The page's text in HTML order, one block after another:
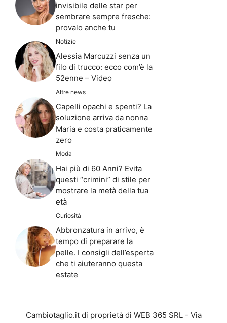
invisibile delle star per
sembrare sempre fresche:
provalo anche tu
Notizie
Alessia Marcuzzi senza un
filo di trucco: ecco com’è la
52enne – Video
Altre news
Capelli opachi e spenti? La
soluzione arriva da nonna
Maria e costa praticamente
zero
Moda
Hai più di 60 Anni? Evita
questi “crimini” di stile per
mostrare la metà della tua
età
Curiosità
Abbronzatura in arrivo, è
tempo di preparare la
pelle. I consigli dell’esperta
che ti aiuteranno questa
estate
Cambiotaglio.it di proprietà di WEB 365 SRL - Via